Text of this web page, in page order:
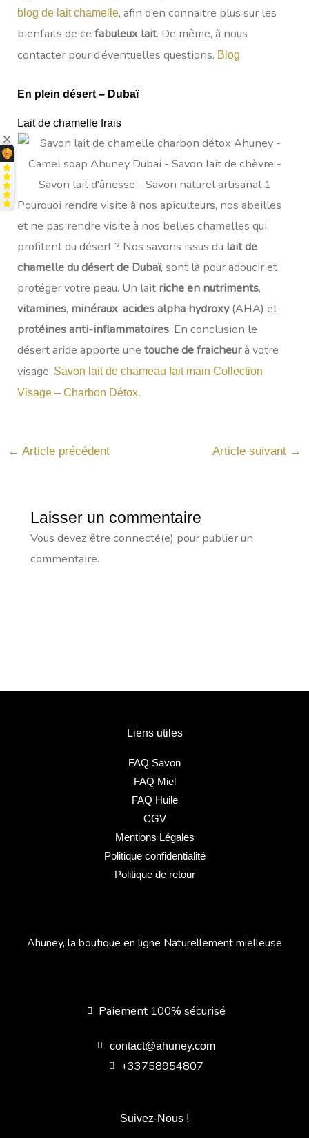
blog de lait chamelle, afin d’en connaitre plus sur les
bienfaits de cefabuleux lait. De même, à nous
contacter pour d’éventuelles questions. Blog
En plein désert – Dubaï
Lait de chamelle frais
Pourquoi rendre visite à nos apiculteurs, nos abeilles
et ne pas rendre visite à nos belles chamelles qui
profitent du désert ? Nos savons issus du lait de
chamelle du désert de Dubaï, sont là pour adoucir et
protéger votre peau. Un lait riche en nutriments,
vitamines, minéraux,acides alpha hydroxy(AHA) et
protéines anti-inflammatoires. En conclusion le
désert aride apporte unetouche de fraicheurà votre
visage. Savon lait de chameau fait main Collection
Visage – Charbon Détox.
← Article précédent Article suivant →
Laisser un commentaire
Vous devez être connecté(e) pour publier un
commentaire.
Suivez-Nous !
Ahuney, la boutique en ligne Naturellement mielleuse
Paiement 100% sécurisé
contact@ahuney.com
+33758954807
Liens utiles
FAQ Savon
FAQ Miel
FAQ Huile
CGV
Mentions Légales
Politique confidentialité
Politique de retour